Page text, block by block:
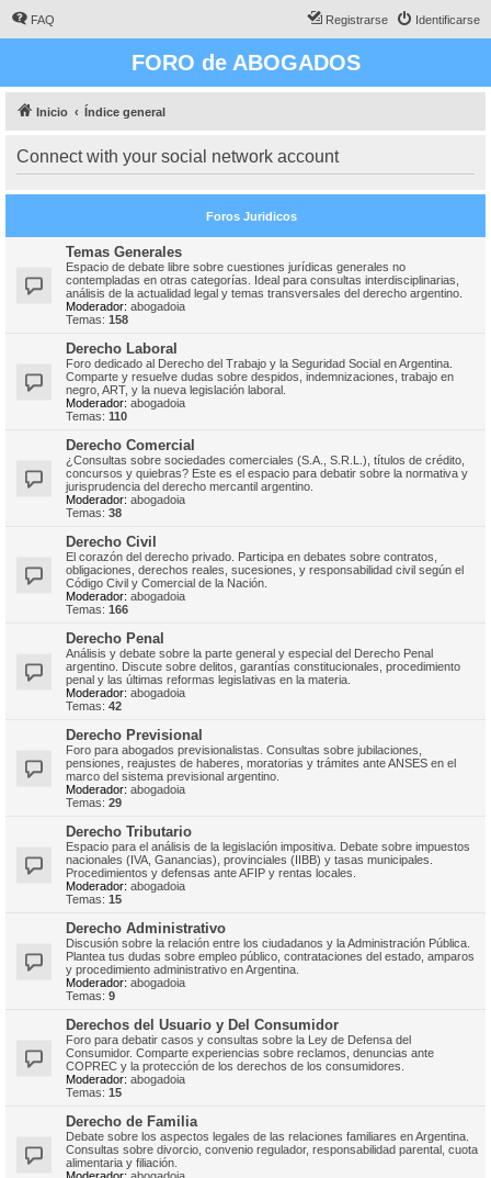
FAQ Identificarse
Registrarse
FORO de ABOGADOS
Inicio Índice general
Connect with your social network account
Foros Juridicos
Temas Generales
Espacio de debate libre sobre cuestiones jurídicas generales no
contempladas en otras categorías. Ideal para consultas interdisciplinarias,
análisis de la actualidad legal y temas transversales del derecho argentino.
Moderador: abogadoia
Temas: 158
Derecho Laboral
Foro dedicado al Derecho del Trabajo y la Seguridad Social en Argentina.
Comparte y resuelve dudas sobre despidos, indemnizaciones, trabajo en
negro, ART, y la nueva legislación laboral.
Moderador: abogadoia
Temas: 110
Derecho Comercial
¿Consultas sobre sociedades comerciales (S.A., S.R.L.), títulos de crédito,
concursos y quiebras? Este es el espacio para debatir sobre la normativa y
jurisprudencia del derecho mercantil argentino.
Moderador: abogadoia
Temas: 38
Derecho Civil
El corazón del derecho privado. Participa en debates sobre contratos,
obligaciones, derechos reales, sucesiones, y responsabilidad civil según el
Código Civil y Comercial de la Nación.
Moderador: abogadoia
Temas: 166
Derecho Penal
Análisis y debate sobre la parte general y especial del Derecho Penal
argentino. Discute sobre delitos, garantías constitucionales, procedimiento
penal y las últimas reformas legislativas en la materia.
Moderador: abogadoia
Temas: 42
Derecho Previsional
Foro para abogados previsionalistas. Consultas sobre jubilaciones,
pensiones, reajustes de haberes, moratorias y trámites ante ANSES en el
marco del sistema previsional argentino.
Moderador: abogadoia
Temas: 29
Derecho Tributario
Espacio para el análisis de la legislación impositiva. Debate sobre impuestos
nacionales (IVA, Ganancias), provinciales (IIBB) y tasas municipales.
Procedimientos y defensas ante AFIP y rentas locales.
Moderador: abogadoia
Temas: 15
Derecho Administrativo
Discusión sobre la relación entre los ciudadanos y la Administración Pública.
Plantea tus dudas sobre empleo público, contrataciones del estado, amparos
y procedimiento administrativo en Argentina.
Moderador: abogadoia
Temas: 9
Derechos del Usuario y Del Consumidor
Foro para debatir casos y consultas sobre la Ley de Defensa del
Consumidor. Comparte experiencias sobre reclamos, denuncias ante
COPREC y la protección de los derechos de los consumidores.
Moderador: abogadoia
Temas: 15
Derecho de Familia
Debate sobre los aspectos legales de las relaciones familiares en Argentina.
Consultas sobre divorcio, convenio regulador, responsabilidad parental, cuota
alimentaria y filiación.